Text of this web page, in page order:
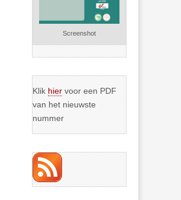
Screenshot
Klik hier voor een PDF
van het nieuwste
nummer